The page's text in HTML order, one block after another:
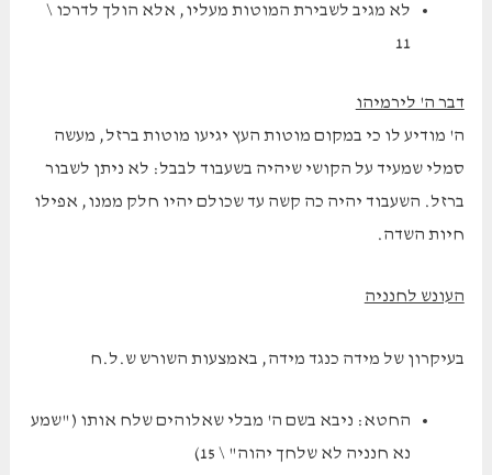
לא מגיב לשבירת המוטות מעליו, אלא הולך לדרכו \
11
דבר ה' לירמיהו
ה' מודיע לו כי במקום מוטות העץ יגיעו מוטות ברזל, מעשה
סמלי שמעיד על הקושי שיהיה בשעבוד לבבל: לא ניתן לשבור
ברזל. השעבוד יהיה כה קשה עד שכולם יהיו חלק ממנו, אפילו
חיות השדה.
העונש לחנניה
בעיקרון של מידה כנגד מידה, באמצעות השורש ש.ל.ח
החטא: ניבא בשם ה' מבלי שאלוהים שלח אותו ("שמע
נא חנניה לא שלחך יהוה" \ 15)